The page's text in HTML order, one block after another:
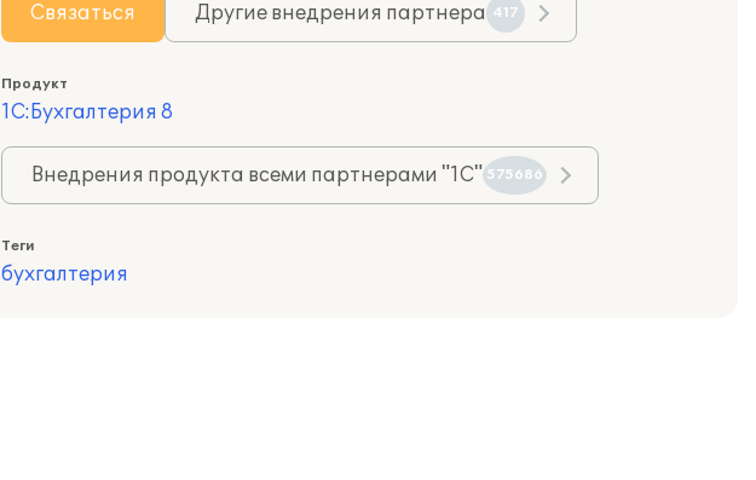
Связаться Другие внедрения партнера 417
Продукт
1С:Бухгалтерия 8
Внедрения продукта всеми партнерами "1С" 575686
Теги
бухгалтерия